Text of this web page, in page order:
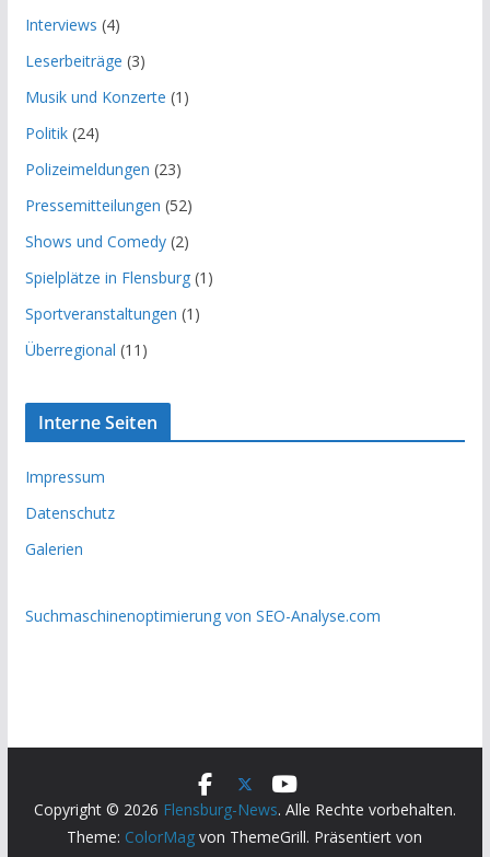
Interviews (4)
Leserbeiträge (3)
Musik und Konzerte (1)
Politik(24)
Polizeimeldungen (23)
Pressemitteilungen (52)
Shows und Comedy(2)
Spielplätze in Flensburg(1)
Sportveranstaltungen (1)
Überregional (11)
Interne Seiten
Impressum
Datenschutz
Galerien
Suchmaschinenoptimierung von SEO-Analyse.com
Copyright © 2026 Flensburg-News. Alle Rechte vorbehalten.
Theme: ColorMag von ThemeGrill. Präsentiert von